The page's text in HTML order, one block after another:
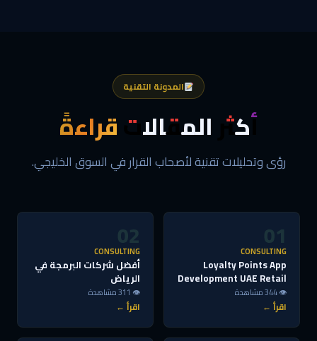
المدونة التقنية
أكثر المقالات قراءةً
رؤى وتحليلات تقنية لأصحاب القرار في السوق الخليجي.
01
CONSULTING
Loyalty Points App
Development UAE Retail
👁 344 مشاهدة
اقرأ ←
02
CONSULTING
أفضل شركات البرمجة في
الرياض
👁 311 مشاهدة
اقرأ ←